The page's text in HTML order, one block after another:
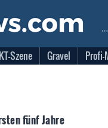
KT-Szene Gravel
fünf Jahre